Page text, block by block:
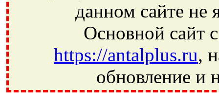
данном сайте не
Основной сайт
https://antalplus.ru,
обновление и